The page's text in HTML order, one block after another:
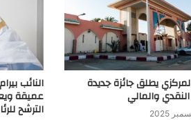
يطلق جائزة جديدة
والمالي
النائب
عميقة
الترشح